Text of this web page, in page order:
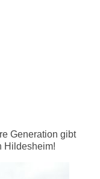
Generation gibt
Hildesheim!